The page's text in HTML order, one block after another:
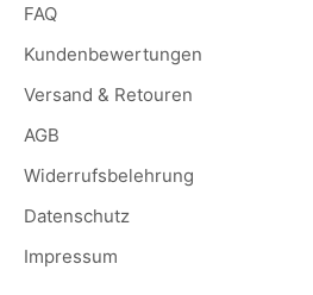
FAQ
Kundenbewertungen
Versand & Retouren
AGB
Widerrufsbelehrung
Datenschutz
Impressum